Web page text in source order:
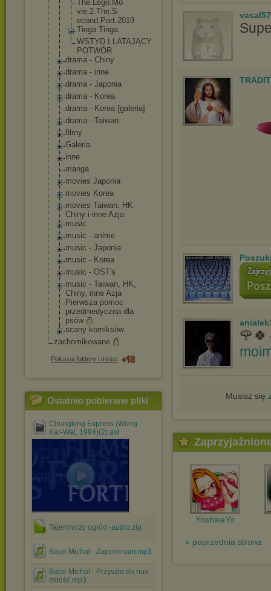
The.Lego.Mo
vie.2.The.S
econd.Part.2019
Tinga Tinga
WSTYD I LATAJĄCY
POTWÓR
drama - Chiny
drama - inne
drama - Japonia
drama - Korea
drama - Korea [galeria]
drama - Taiwan
filmy
Galeria
inne
manga
movies Japonia
movies Korea
movies Taiwan, HK,
Chiny i inne Azja
music
music - anime
music - Japonia
music - Korea
music - OST's
music - Taiwan, HK,
Chiny, inne Azja
Pierwsza pomoc
przedmedyczna dla
psów
scany komiksów
zachomikowane
Pokazuj foldery i treści
Ostatnio pobierane pliki
Chungking Express (Wong
Kar-Wai, 1994)(2).avi
Tajemniczy ogród -audio.zip
Bajor Michał - Zapominam.mp3
Bajor Michał - Przyszła do nas
miłość.mp3
Musisz się
YoshikeYo
« poprzednia strona